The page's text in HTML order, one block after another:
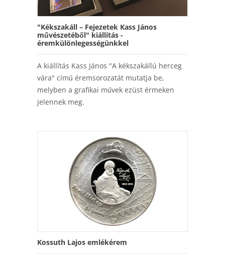
"Kékszakáll – Fejezetek Kass János
művészetéből" kiállítás -
éremkülönlegességünkkel
A kiállítás Kass János "A kékszakállú herceg
vára" című éremsorozatát mutatja be,
melyben a grafikai művek ezüst érmeken
jelennek meg.
Kossuth Lajos emlékérem